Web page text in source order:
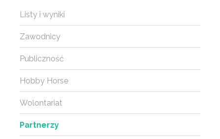
Listy i wyniki
Zawodnicy
Publiczność
Hobby Horse
Wolontariat
Partnerzy